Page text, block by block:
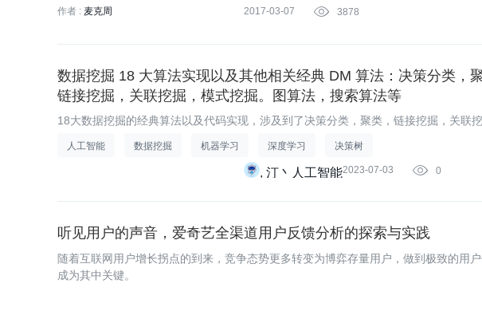
作者 : 麦克周 2017-03-07  3878
数据挖掘 18 大算法实现以及其他相关经典 DM 算法：决策分类，聚
链接挖掘，关联挖掘，模式挖掘。图算法，搜索算法等
18大数据挖掘的经典算法以及代码实现，涉及到了决策分类，聚类，链接挖掘，关联挖
些经典的DM算法，在others的包中涉及聚类，分类，图算法，搜索算等等，没有具体分
人工智能 数据挖掘 机器学习 深度学习 决策树
汀丶人工智能2023-07-03  0
听见用户的声音，爱奇艺全渠道用户反馈分析的探索与实践
随着互联网用户增长拐点的到来，竞争态势更多转变为博弈存量用户，做到极致的用
成为其中关键。